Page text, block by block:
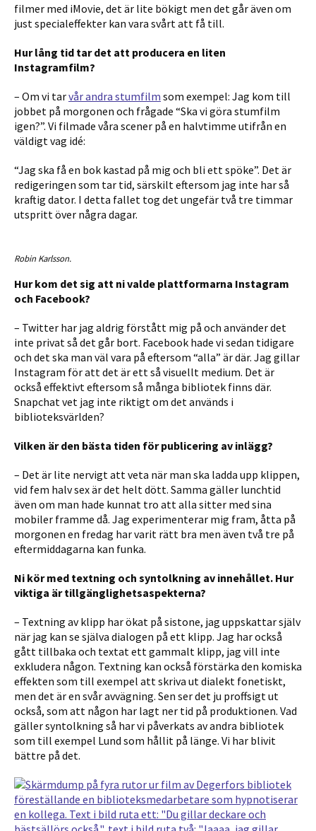
filmer med iMovie, det är lite bökigt men det går även om
just specialeffekter kan vara svårt att få till.
Hur lång tid tar det att producera en liten
Instagramfilm?
– Om vi tarvår andra stumfilm som exempel: Jag kom till
jobbet på morgonen och frågade “Ska vi göra stumfilm
igen?”. Vi filmade våra scener på en halvtimme utifrån en
väldigt vag idé:
“Jag ska få en bok kastad på mig och bli ett spöke”. Det är
redigeringen som tar tid, särskilt eftersom jag inte har så
kraftig dator. I detta fallet tog det ungefär två tre timmar
utspritt över några dagar.
Robin Karlsson.
Hur kom det sig att ni valde plattformarna Instagram
och Facebook?
– Twitter har jag aldrig förstått mig på och använder det
inte privat så det går bort. Facebook hade vi sedan tidigare
och det ska man väl vara på eftersom “alla” är där. Jag gillar
Instagram för att det är ett så visuellt medium. Det är
också effektivt eftersom så många bibliotek finns där.
Snapchat vet jag inte riktigt om det används i
biblioteksvärlden?
Vilken är den bästa tiden för publicering av inlägg?
– Det är lite nervigt att veta när man ska ladda upp klippen,
vid fem halv sex är det helt dött. Samma gäller lunchtid
även om man hade kunnat tro att alla sitter med sina
mobiler framme då. Jag experimenterar mig fram, åtta på
morgonen en fredag har varit rätt bra men även två tre på
eftermiddagarna kan funka.
Ni kör med textning och syntolkning av innehållet. Hur
viktiga är tillgänglighetsaspekterna?
– Textning av klipp har ökat på sistone, jag uppskattar själv
när jag kan se själva dialogen på ett klipp. Jag har också
gått tillbaka och textat ett gammalt klipp, jag vill inte
exkludera någon. Textning kan också förstärka den komiska
effekten som till exempel att skriva ut dialekt fonetiskt,
men det är en svår avvägning. Sen ser det ju proffsigt ut
också, som att någon har lagt ner tid på produktionen. Vad
gäller syntolkning så har vi påverkats av andra bibliotek
som till exempel Lund som hållit på länge. Vi har blivit
bättre på det.